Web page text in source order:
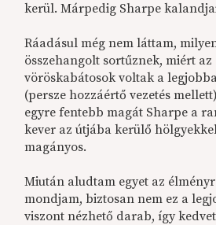
kerül. Márpedig Sharpe
Ráadásul még nem láttam,
összehangolt sortűznek, miért
vöröskabátosok voltak a
(persze hozzáértő vezetés
egyre fentebb magát Sharpe a
kever az útjába kerülő
magányos.
Miután aludtam egyet az
mondjam, biztosan nem ez a
viszont nézhető darab, így